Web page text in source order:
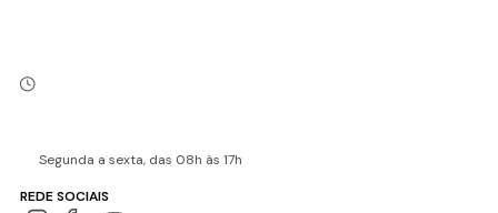
Segunda a sexta, das 08h às 17h
REDE SOCIAIS